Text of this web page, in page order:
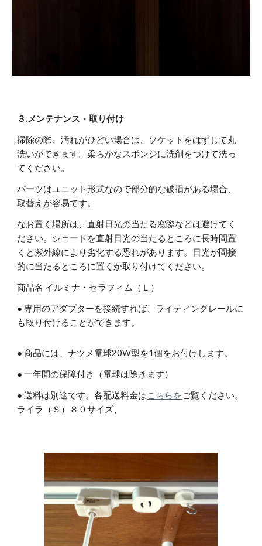
３.メンテナンス・取り付け
掃除の際、汚れがひどい場合は、ソケットをはずして丸
洗いができます。柔らかなスポンジに洗剤をつけて洗っ
てください。
パーツはユニット形式なので部分的な破損がある場合、
取替えが容易です。
なお置く場所は、直射日光の当たる窓際などは避けてく
ださい。シェードを直射日光の当たるところに長時間置
くと紫外線により劣化する恐れがあります。日光が間接
的に当たるところに置くか取り付けてください。
商品名 イルミナ・セラフィム（Ｌ）
● 専用のアダプターを接続すれば、ライティングレールに
も取り付けることができます。
● 商品には、ナツメ電球20W型を1個をお付けします。
● 一年間の保障付き（電球は除きます）
● 送料は別途です。各配送料金はこちらをご覧ください。
ライラ（Ｓ）８０サイズ、